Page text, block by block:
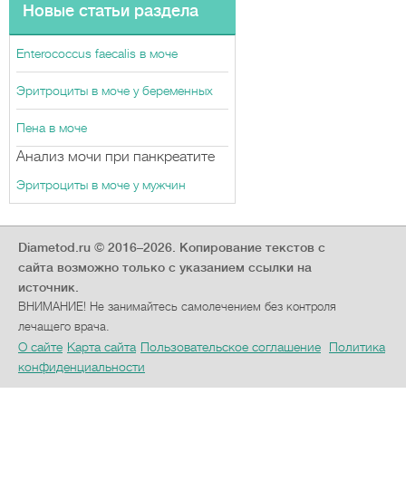
Новые статьи раздела
Enterococcus faecalis в моче
Эритроциты в моче у беременных
Пена в моче
Анализ мочи при панкреатите
Эритроциты в моче у мужчин
Diametod.ru © 2016–2026. Копирование текстов с
сайта возможно только с указанием ссылки на
источник.
ВНИМАНИЕ! Не занимайтесь самолечением без контроля
лечащего врача.
О сайте Карта сайта Пользовательское соглашение
Политика
конфиденциальности